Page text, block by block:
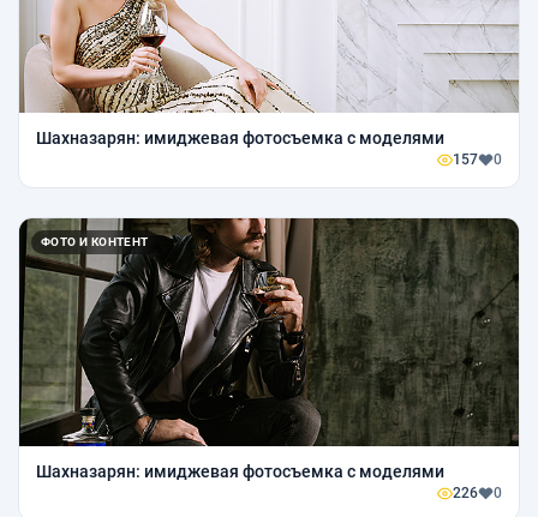
Шахназарян: имиджевая фотосъемка с моделями
157 0
ФОТО И КОНТЕНТ
Шахназарян: имиджевая фотосъемка с моделями
226 0